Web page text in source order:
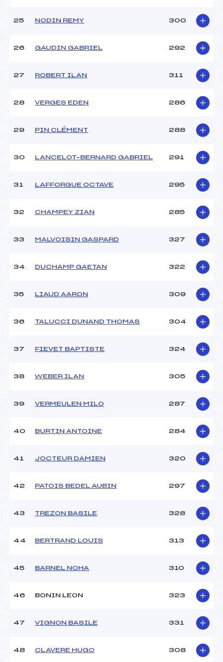
25 NODIN REMY 300
26 GAUDIN GABRIEL 292
27 ROBERT ILAN 311
28 VERGES EDEN 286
29 PIN CLÉMENT 288
30 LANCELOT–BERNARD GABRIEL 291
31 LAFFORGUE OCTAVE 295
32 CHAMPEY ZIAN 285
33 MALVOISIN GASPARD 327
34 DUCHAMP GAETAN 322
35 LIAUD AARON 309
36 TALUCCI DUNAND THOMAS 304
37 FIEVET BAPTISTE 324
38 WEBER ILAN 305
39 VERMEULEN MILO 287
40 BURTIN ANTOINE 284
41 JOCTEUR DAMIEN 320
42 PATOIS BEDEL AUBIN 297
43 TREZON BASILE 328
44 BERTRAND LOUIS 313
45 BARNEL NOHA 310
46 BONIN LEON 323
47 VIGNON BASILE 331
48 CLAVERE HUGO 308